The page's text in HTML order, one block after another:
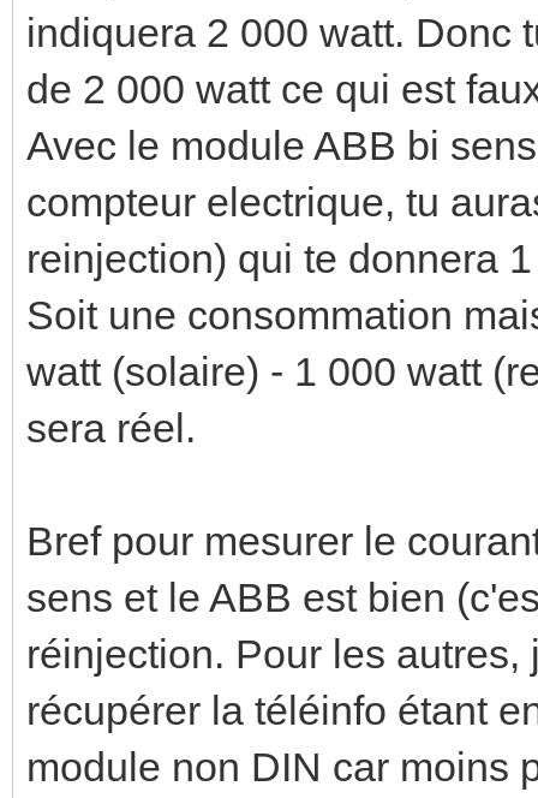
indiquera 2 000 watt. Donc
de 2 000 watt ce qui est
Avec le module ABB bi
compteur electrique, tu
reinjection) qui te donnera
Soit une consommation
watt (solaire) - 1 000 watt
sera réel.
Bref pour mesurer le
sens et le ABB est bien
réinjection. Pour les
récupérer la téléinfo étant
module non DIN car moins